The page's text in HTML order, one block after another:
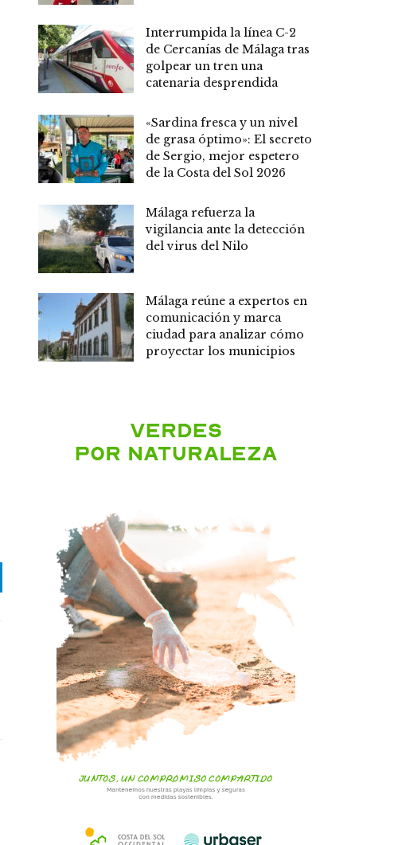
Interrumpida la línea C-2
de Cercanías de Málaga tras
golpear un tren una
catenaria desprendida
«Sardina fresca y un nivel
de grasa óptimo»: El secreto
de Sergio, mejor espetero
de la Costa del Sol 2026
Málaga refuerza la
vigilancia ante la detección
del virus del Nilo
Málaga reúne a expertos en
comunicación y marca
ciudad para analizar cómo
proyectar los municipios